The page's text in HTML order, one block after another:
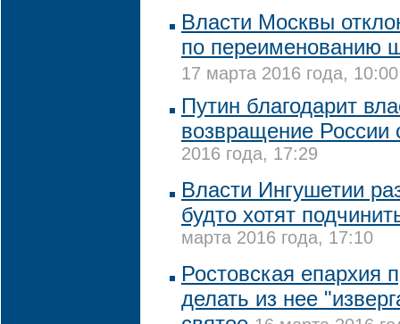
Власти Москвы
по переименованию
17 марта 2016 года, 10:00
Путин благодарит
возвращение России
2016 года, 17:29
Власти Ингушетии
будто хотят
марта 2016 года, 17:10
Ростовская епархия
делать из нее